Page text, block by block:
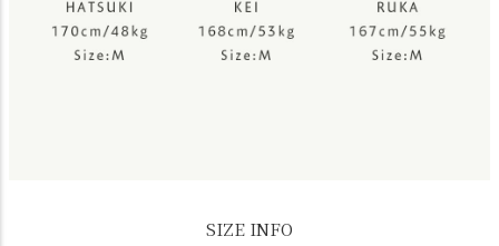
SIZE INFO